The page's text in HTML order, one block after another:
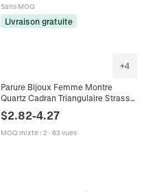
Sans MOQ
Livraison gratuite
+4
Parure Bijoux Femme Montre
Quartz Cadran Triangulaire Strass
Boucles Oreilles Bague Élégant
$2.82-4.27
MOQ mixte: 2· 63 vues